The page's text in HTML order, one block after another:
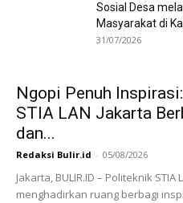
Sosial Desa
Masyarakat di
31/07/2026
Ngopi Penuh
STIA LAN Jakarta
dan...
Redaksi Bulir.id - 05/08/2026
Jakarta, BULIR.ID – Politeknik STIA
menghadirkan ruang berbagi